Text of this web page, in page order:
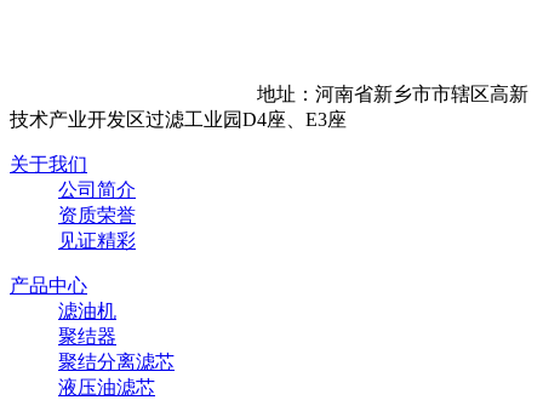
地址：河南省新乡市市辖区高新
技术产业开发区过滤工业园D4座、E3座
关于我们
公司简介
资质荣誉
见证精彩
产品中心
滤油机
聚结器
聚结分离滤芯
液压油滤芯